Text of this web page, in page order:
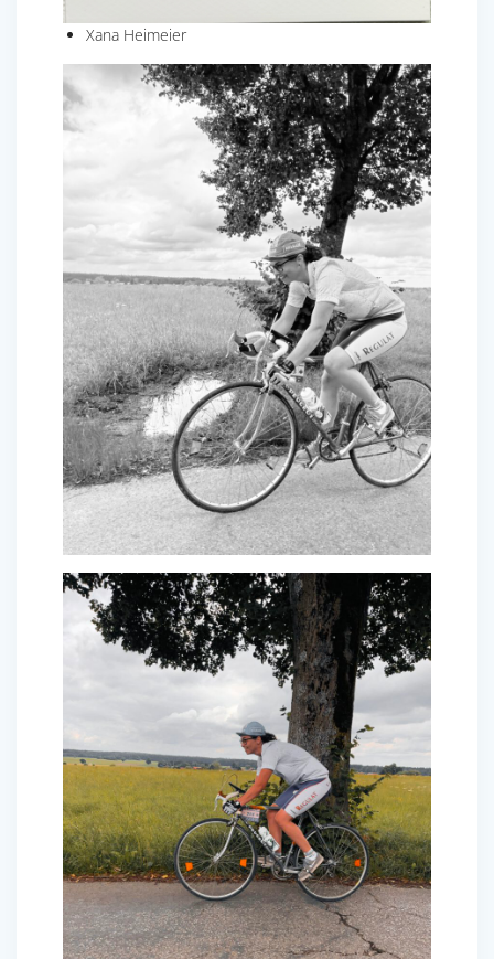
Xana Heimeier